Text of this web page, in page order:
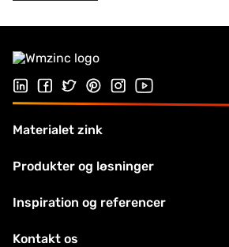
Følg os på Linkedin
Følg os på Facebook
Follow us on Twitter
Follow us on Pinterest
Følg os på
Visit our
Materialet zink
Produkter og løsninger
Inspiration og referencer
Kontakt os